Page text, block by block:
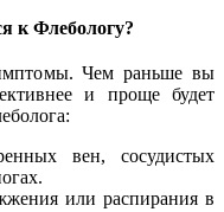
к Флебологу?
Чем раньше вы
и проще будет
вен, сосудистых
или распирания в